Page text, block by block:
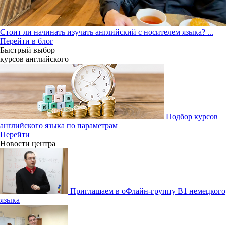
Стоит ли начинать изучать английский с носителем языка? ...
Перейти в блог
Быстрый выбор
курсов английcкого
Подбор курсов
английского языка по параметрам
Перейти
Новости центра
Приглашаем в оФлайн-группу В1 немецкого
языка